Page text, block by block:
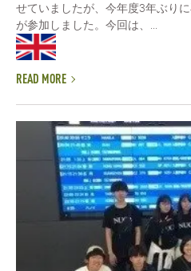
せていましたが、今年度3年ぶり
が参加しました。今回は、...
READ MORE